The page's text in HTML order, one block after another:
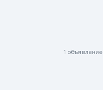
1 объявление